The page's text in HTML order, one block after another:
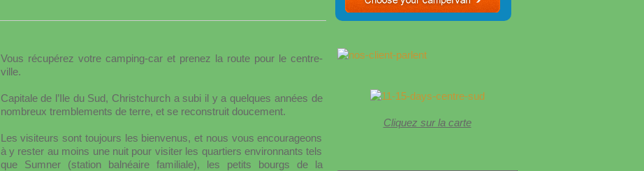
Vous récupérez votre camping-car et prenez la route pour le centre-
ville.
Capitale de l’Ile du Sud, Christchurch a subi il y a quelques années de
nombreux tremblements de terre, et se reconstruit doucement.
Les visiteurs sont toujours les bienvenus, et nous vous encourageons
à y rester au moins une nuit pour visiter les quartiers environnants tels
que Sumner (station balnéaire familiale), les petits bourgs de la
Cliquez sur la carte